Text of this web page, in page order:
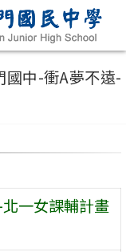
國中-衝A夢不遠-
一女課輔計畫